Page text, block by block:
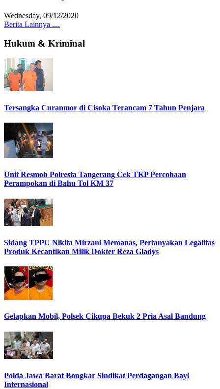
Wednesday, 09/12/2020
Berita Lainnya ....
Hukum & Kriminal
Tersangka Curanmor di Cisoka Terancam 7 Tahun Penjara
Unit Resmob Polresta Tangerang Cek TKP Percobaan
Perampokan di Bahu Tol KM 37
Sidang TPPU Nikita Mirzani Memanas, Pertanyakan Legalitas
Produk Kecantikan Milik Dokter Reza Gladys
Gelapkan Mobil, Polsek Cikupa Bekuk 2 Pria Asal Bandung
Polda Jawa Barat Bongkar Sindikat Perdagangan Bayi
Internasional